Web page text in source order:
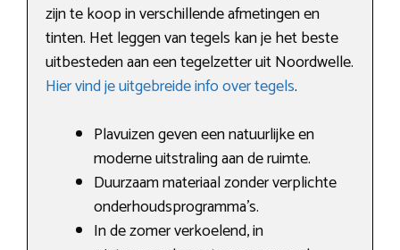
zijn te koop in verschillende afmetingen en
tinten. Het leggen van tegels kan je het beste
uitbesteden aan een tegelzetter uit Noordwelle.
Hier vind je uitgebreide info over tegels.
Plavuizen geven een natuurlijke en
moderne uitstraling aan de ruimte.
Duurzaam materiaal zonder verplichte
onderhoudsprogramma’s.
In de zomer verkoelend, in